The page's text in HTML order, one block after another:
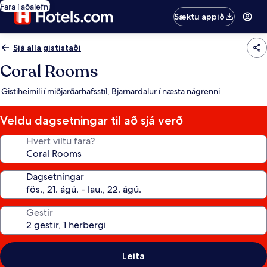
Fara í aðalefni
Sæktu appið
Sjá alla gististaði
Coral Rooms
Gistiheimili í miðjarðarhafsstíl, Bjarnardalur í næsta nágrenni
Veldu dagsetningar til að sjá verð
Hvert viltu fara?
Dagsetningar
Gestir
Leita